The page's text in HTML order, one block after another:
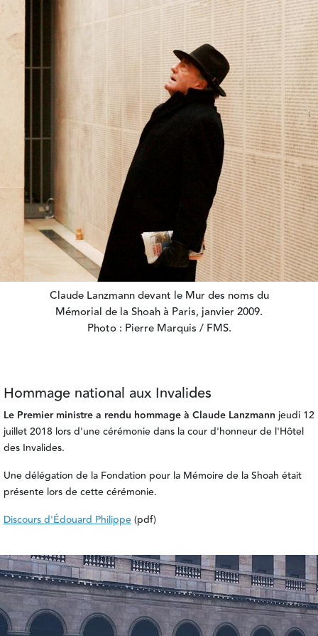
Claude Lanzmann devant le Mur des noms du
Mémorial de la Shoah à Paris, janvier 2009.
Photo : Pierre Marquis / FMS.
Hommage national aux Invalides
Le Premier ministre a rendu hommage à Claude Lanzmann jeudi 12
juillet 2018 lors d'une cérémonie dans la cour d'honneur de l'Hôtel
des Invalides.
Une délégation de la Fondation pour la Mémoire de la Shoah était
présente lors de cette cérémonie.
Discours d'Édouard Philippe(pdf)